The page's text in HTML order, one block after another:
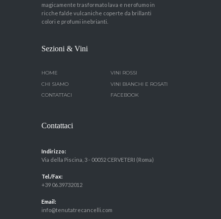
magicamente trasformato lava e nerofumo in
ricche falde vulcaniche coperte da brillanti
colori e profumi inebrianti.
Sezioni & Vini
HOME
VINI ROSSI
CHI SIAMO
VINI BIANCHI E ROSATI
CONTATTACI
FACEBOOK
Contattaci
Indirizzo:
Via della Piscina, 3 - 00052 CERVETERI (Roma)
Tel./Fax:
+39 06.39732012
Email:
info@tenutatrecancelli.com